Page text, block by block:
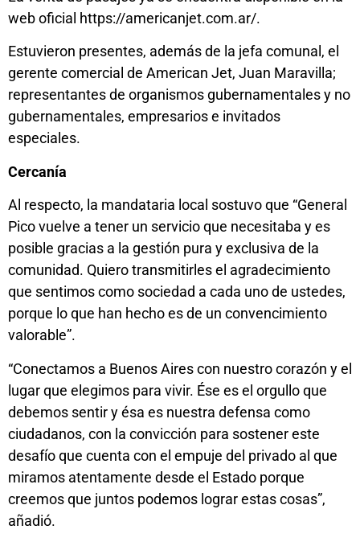
web oficial https://americanjet.com.ar/.
Estuvieron presentes, además de la jefa comunal, el
gerente comercial de American Jet, Juan Maravilla;
representantes de organismos gubernamentales y no
gubernamentales, empresarios e invitados
especiales.
Cercanía
Al respecto, la mandataria local sostuvo que “General
Pico vuelve a tener un servicio que necesitaba y es
posible gracias a la gestión pura y exclusiva de la
comunidad. Quiero transmitirles el agradecimiento
que sentimos como sociedad a cada uno de ustedes,
porque lo que han hecho es de un convencimiento
valorable”.
“Conectamos a Buenos Aires con nuestro corazón y el
lugar que elegimos para vivir. Ése es el orgullo que
debemos sentir y ésa es nuestra defensa como
ciudadanos, con la convicción para sostener este
desafío que cuenta con el empuje del privado al que
miramos atentamente desde el Estado porque
creemos que juntos podemos lograr estas cosas”,
añadió.